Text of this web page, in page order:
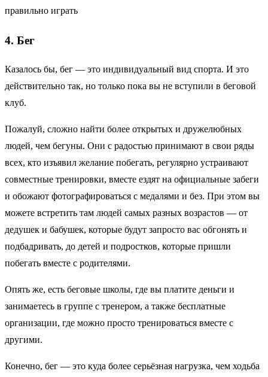
правильно играть
4. Бег
Казалось бы, бег — это индивидуальный вид спорта. И это
действительно так, но только пока вы не вступили в беговой
клуб.
Пожалуй, сложно найти более открытых и дружелюбных
людей, чем бегуны. Они с радостью принимают в свои ряды
всех, кто изъявил желание побегать, регулярно устраивают
совместные тренировки, вместе ездят на официальные забеги
и обожают фотографироваться с медалями и без. При этом вы
можете встретить там людей самых разных возрастов — от
дедушек и бабушек, которые будут запросто вас обгонять и
подбадривать, до детей и подростков, которые пришли
побегать вместе с родителями.
Опять же, есть беговые школы, где вы платите деньги и
занимаетесь в группе с тренером, а также бесплатные
организации, где можно просто тренироваться вместе с
другими.
Конечно, бег — это куда более серьёзная нагрузка, чем ходьба